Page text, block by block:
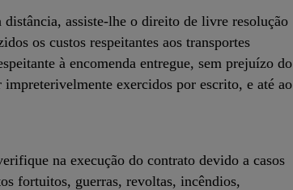
assiste-lhe o direito de livre resolução
os custos respeitantes aos transportes
à encomenda entregue, sem prejuízo do
exercidos por escrito, e até ao
na execução do contrato devido a casos
fortuitos, guerras, revoltas, incêndios,